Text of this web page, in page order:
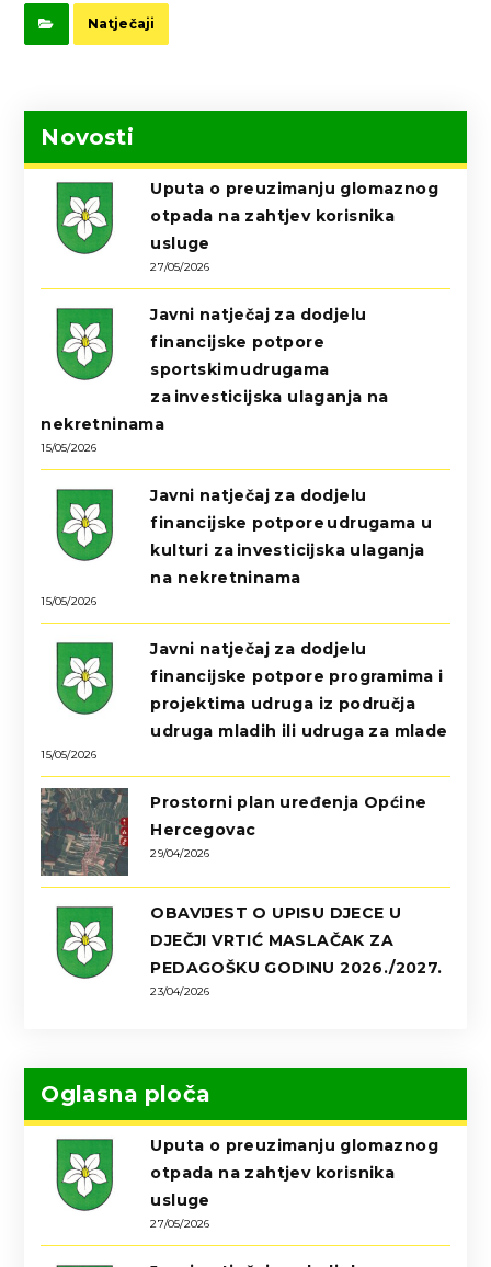
Natječaji
Novosti
Uputa o preuzimanju glomaznog
otpada na zahtjev korisnika
usluge
27/05/2026
Javni natječaj za dodjelu
financijske potpore
sportskim udrugama
za investicijska ulaganja na
nekretninama
15/05/2026
Javni natječaj za dodjelu
financijske potpore udrugama u
kulturi za investicijska ulaganja
na nekretninama
15/05/2026
Javni natječaj za dodjelu
financijske potpore programima i
projektima udruga iz područja
udruga mladih ili udruga za mlade
15/05/2026
Prostorni plan uređenja Općine
Hercegovac
29/04/2026
OBAVIJEST O UPISU DJECE U
DJEČJI VRTIĆ MASLAČAK ZA
PEDAGOŠKU GODINU 2026./2027.
23/04/2026
Oglasna ploča
Uputa o preuzimanju glomaznog
otpada na zahtjev korisnika
usluge
27/05/2026